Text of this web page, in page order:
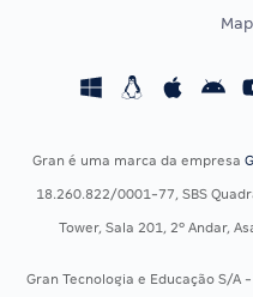
Concursos Fiscais
Residência Multiprofissional
Gran é uma marca da empresa
18.260.822/0001-77, SBS
Tower, Sala 201, 2º Andar,
Gran Tecnologia e Educação S/